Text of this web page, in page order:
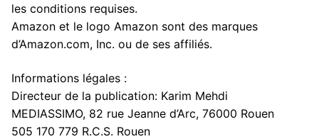
les conditions requises.
Amazon et le logo Amazon sont des marques
d’Amazon.com, Inc. ou de ses affiliés.
Informations légales :
Directeur de la publication: Karim Mehdi
MEDIASSIMO, 82 rue Jeanne d’Arc, 76000 Rouen
505 170 779 R.C.S. Rouen